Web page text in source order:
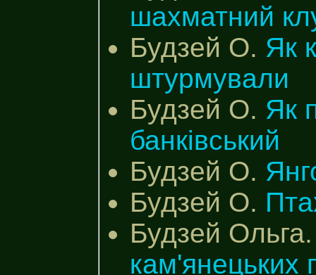
шахматний
Будзей О. Як
штурмували
Будзей О. Як
банківський
Будзей О.
Будзей О.
Будзей
кам'янецьких